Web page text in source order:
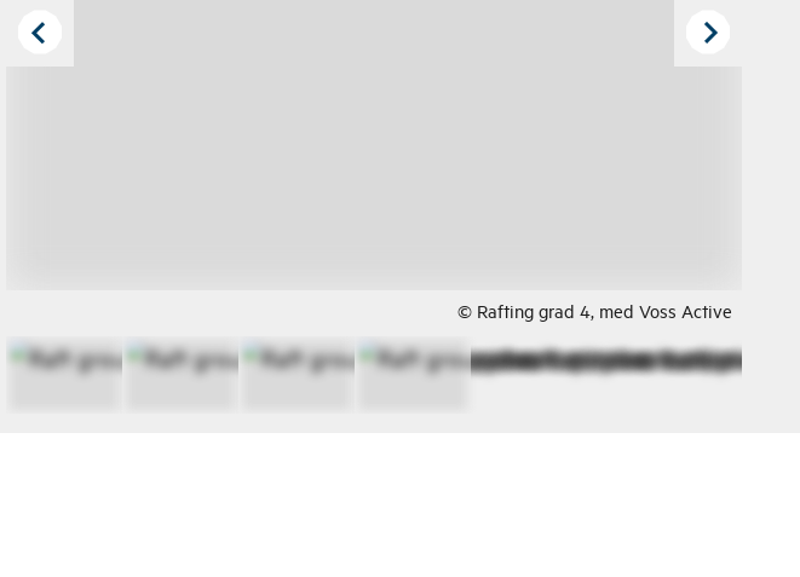
© Rafting grad 4, med Voss Active